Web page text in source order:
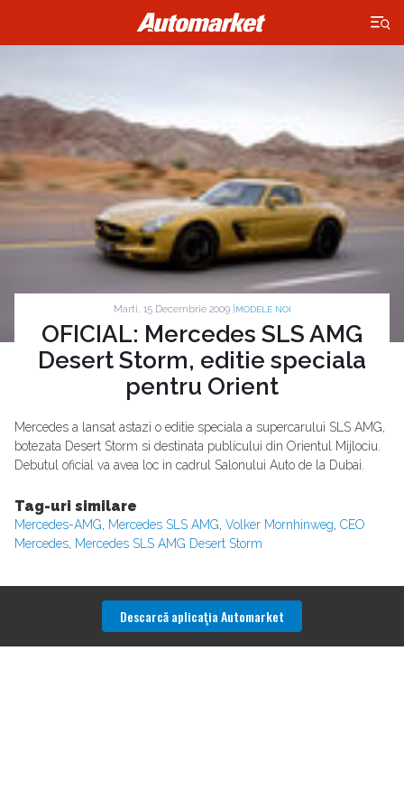
×
Marti, 15 Decembrie 2009 | MODELE NOI
OFICIAL: Mercedes SLS AMG
Desert Storm, editie speciala
pentru Orient
Mercedes a lansat astazi o editie speciala a supercarului SLS AMG,
botezata Desert Storm si destinata publicului din Orientul Mijlociu.
Debutul oficial va avea loc in cadrul Salonului Auto de la Dubai.
Tag-uri similare
Mercedes-AMG, Mercedes SLS AMG, Volker Mornhinweg, CEO
Mercedes, Mercedes SLS AMG Desert Storm
Descarcă aplicaţia Automarket